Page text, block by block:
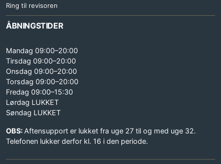
Ring til revisoren
ÅBNINGSTIDER
Mandag 09:00–20:00
Tirsdag 09:00–20:00
Onsdag 09:00–20:00
Torsdag 09:00–20:00
Fredag 09:00–15:30
Lørdag LUKKET
Søndag LUKKET
OBS: Aftensupport er lukket fra uge 27 til og med uge 32.
Telefonen lukker derfor kl. 16 i den periode.